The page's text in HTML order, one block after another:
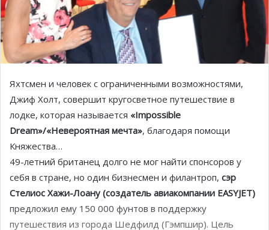
Яхтсмен и человек с ограниченными возможностями,
Джиф Холт, совершит кругосветное путешествие в
лодке, которая называется «Impossible
Dream»/«Невероятная мечта», благодаря помощи
Княжества…
49-летний британец долго не мог найти спонсоров у
себя в стране, но один бизнесмен и филантроп, сэр
Стелиос Хажи-Лоану (создатель авиакомпании EASYJET)
предложил ему 150 000 фунтов в поддержку
путешествия из города Шедфилд (Гэмпшир). Цель